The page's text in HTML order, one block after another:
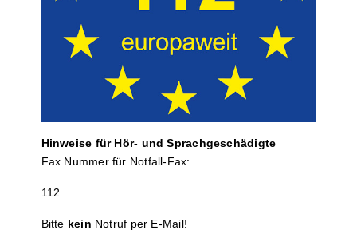
Hinweise für Hör- und Sprach­ge­schä­digte
Fax Nummer für Notfall-Fax:
112
Bitte kein Notruf per E-Mail!